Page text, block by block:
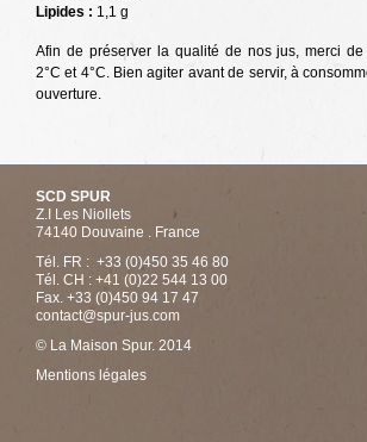
Lipides : 1,1 g
Afin de préserver la qualité de nos jus, merci de
2°C et 4°C. Bien agiter avant de servir, à
ouverture.
SCD SPUR
Z.I Les Niollets
74140 Douvaine . France
Tél. FR : +33 (0)450 35 46 80
Tél. CH : +41 (0)22 544 13 00
Fax. +33 (0)450 94 17 47
contact@spur-jus.com
© La Maison Spur. 2014
Mentions légales